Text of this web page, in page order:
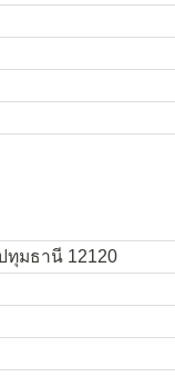
ทุมธานี 12120